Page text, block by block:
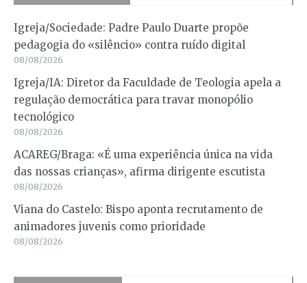
Igreja/Sociedade: Padre Paulo Duarte propõe
pedagogia do «silêncio» contra ruído digital
08/08/2026
Igreja/IA: Diretor da Faculdade de Teologia apela a
regulação democrática para travar monopólio
tecnológico
08/08/2026
ACAREG/Braga: «É uma experiência única na vida
das nossas crianças», afirma dirigente escutista
08/08/2026
Viana do Castelo: Bispo aponta recrutamento de
animadores juvenis como prioridade
08/08/2026